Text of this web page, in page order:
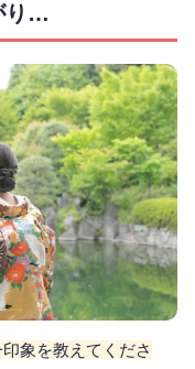
り…
象を教えてくださ